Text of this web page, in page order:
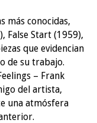
más conocidas,
False Start (1959),
que evidencian
de su trabajo.
– Frank
del artista,
una atmósfera